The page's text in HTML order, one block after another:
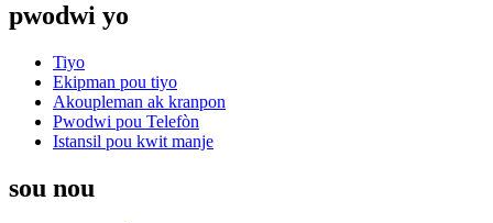
pwodwi yo
Tiyo
Ekipman pou tiyo
Akoupleman ak kranpon
Pwodwi pou Telefòn
Istansil pou kwit manje
sou nou